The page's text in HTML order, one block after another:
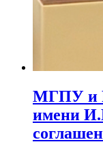
МГПУ и
имени